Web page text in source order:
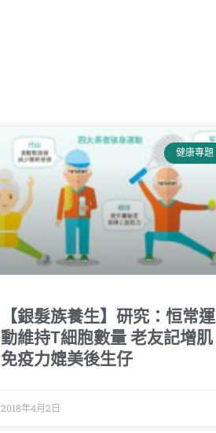
健康專題
【銀髮族養生】研究：恒常運
動維持T細胞數量 老友記增肌
免疫力媲美後生仔
2018年4月2日